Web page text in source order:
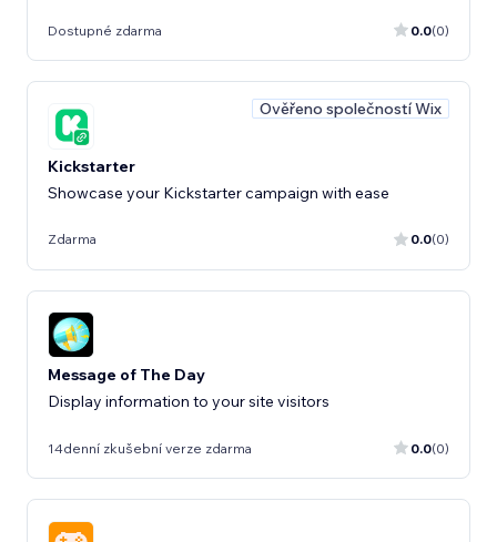
Dostupné zdarma 0.0(0)
Ověřeno společností Wix
Kickstarter
Showcase your Kickstarter campaign with ease
Zdarma 0.0(0)
Message of The Day
Display information to your site visitors
14denní zkušební verze zdarma 0.0(0)